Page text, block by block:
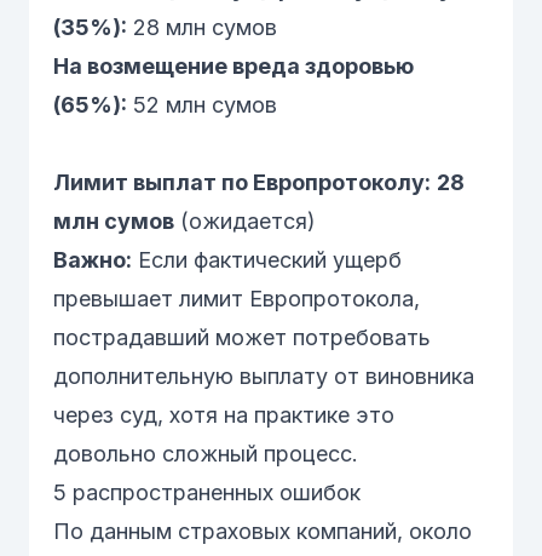
(35%): 28 млн сумов
На возмещение вреда здоровью
(65%): 52 млн сумов
Лимит выплат по Европротоколу: 28
млн сумов (ожидается)
Важно: Если фактический ущерб
превышает лимит Европротокола,
пострадавший может потребовать
дополнительную выплату от виновника
через суд, хотя на практике это
довольно сложный процесс.
5 распространенных ошибок
По данным страховых компаний, около